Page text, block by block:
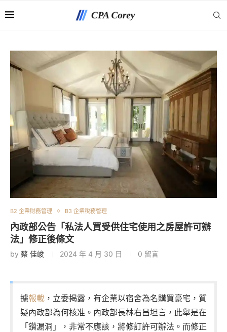
B2 企業財務管理 B3 企業稅務管理
內政部公告「私法人買受供住宅使用之房屋許可辦
法」修正後條文
by 蔡 佳峻 2024 年 4 月 30 日 0 留言
據報載 ，立委揭露，有企業以宿舍為名購買豪宅，質
疑內政部為何核准。內政部長林右昌坦言，此舉是在
「鑽漏洞」，非常不應該，將修訂許可辦法。而修正